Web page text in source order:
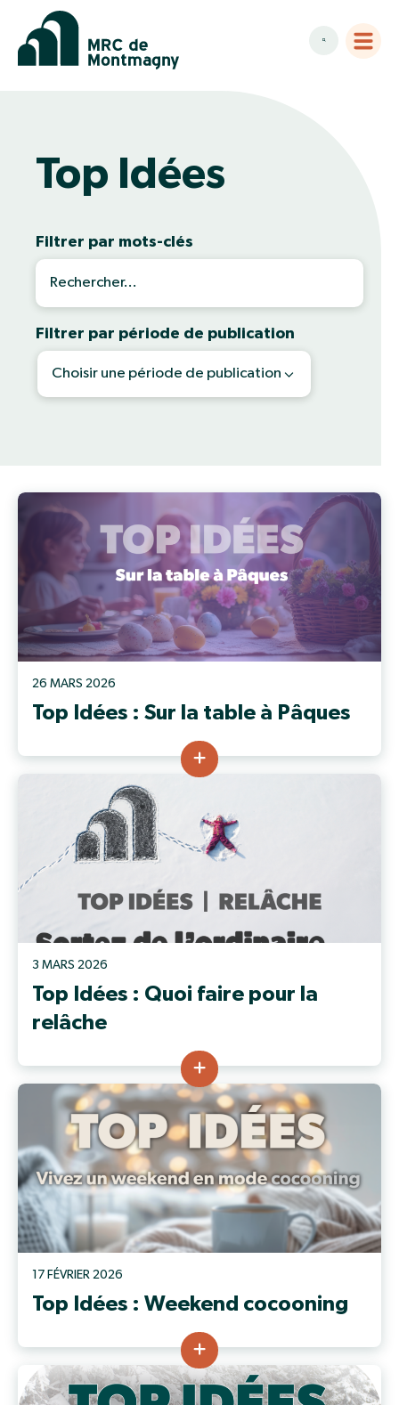
Top Idées
Filtrer par mots-clés
Filtrer par période de publication
Choisir une période de publication
26 MARS 2026
Top Idées : Sur la table à Pâques
3 MARS 2026
Top Idées : Quoi faire pour la
relâche
17 FÉVRIER 2026
Top Idées : Weekend cocooning